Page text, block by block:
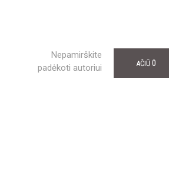
Nepamirškite
padėkoti autoriui
AČIŪ 0